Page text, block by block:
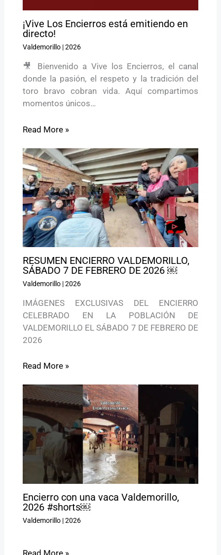
¡Vive Los Encierros está emitiendo en
directo!
Valdemorillo|2026
🎥 Bienvenido a Vive los Encierros, el canal
donde la pasión, el respeto y la tradición del
toro bravo cobran vida. Aquí compartimos
momentos únicos…
Read More »
RESUMEN ENCIERRO VALDEMORILLO,
SÁBADO 7 DE FEBRERO DE 2026 ￼
Valdemorillo|2026
IMÁGENES EXCLUSIVAS DEL ENCIERRO
CELEBRADO EN LA POBLACIÓN DE
VALDEMORILLO EL SÁBADO 7 DE FEBRERO DE
2026
Read More »
Encierro con una vaca Valdemorillo,
2026 #shorts￼
Valdemorillo|2026